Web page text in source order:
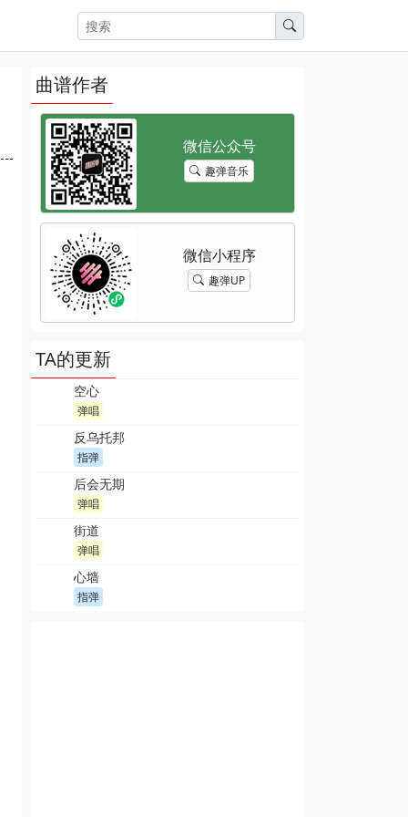
曲谱作者
趣弹音乐
趣弹UP
TA的更新
空心
弹唱
反乌托邦
指弹
后会无期
弹唱
街道
弹唱
心墙
指弹